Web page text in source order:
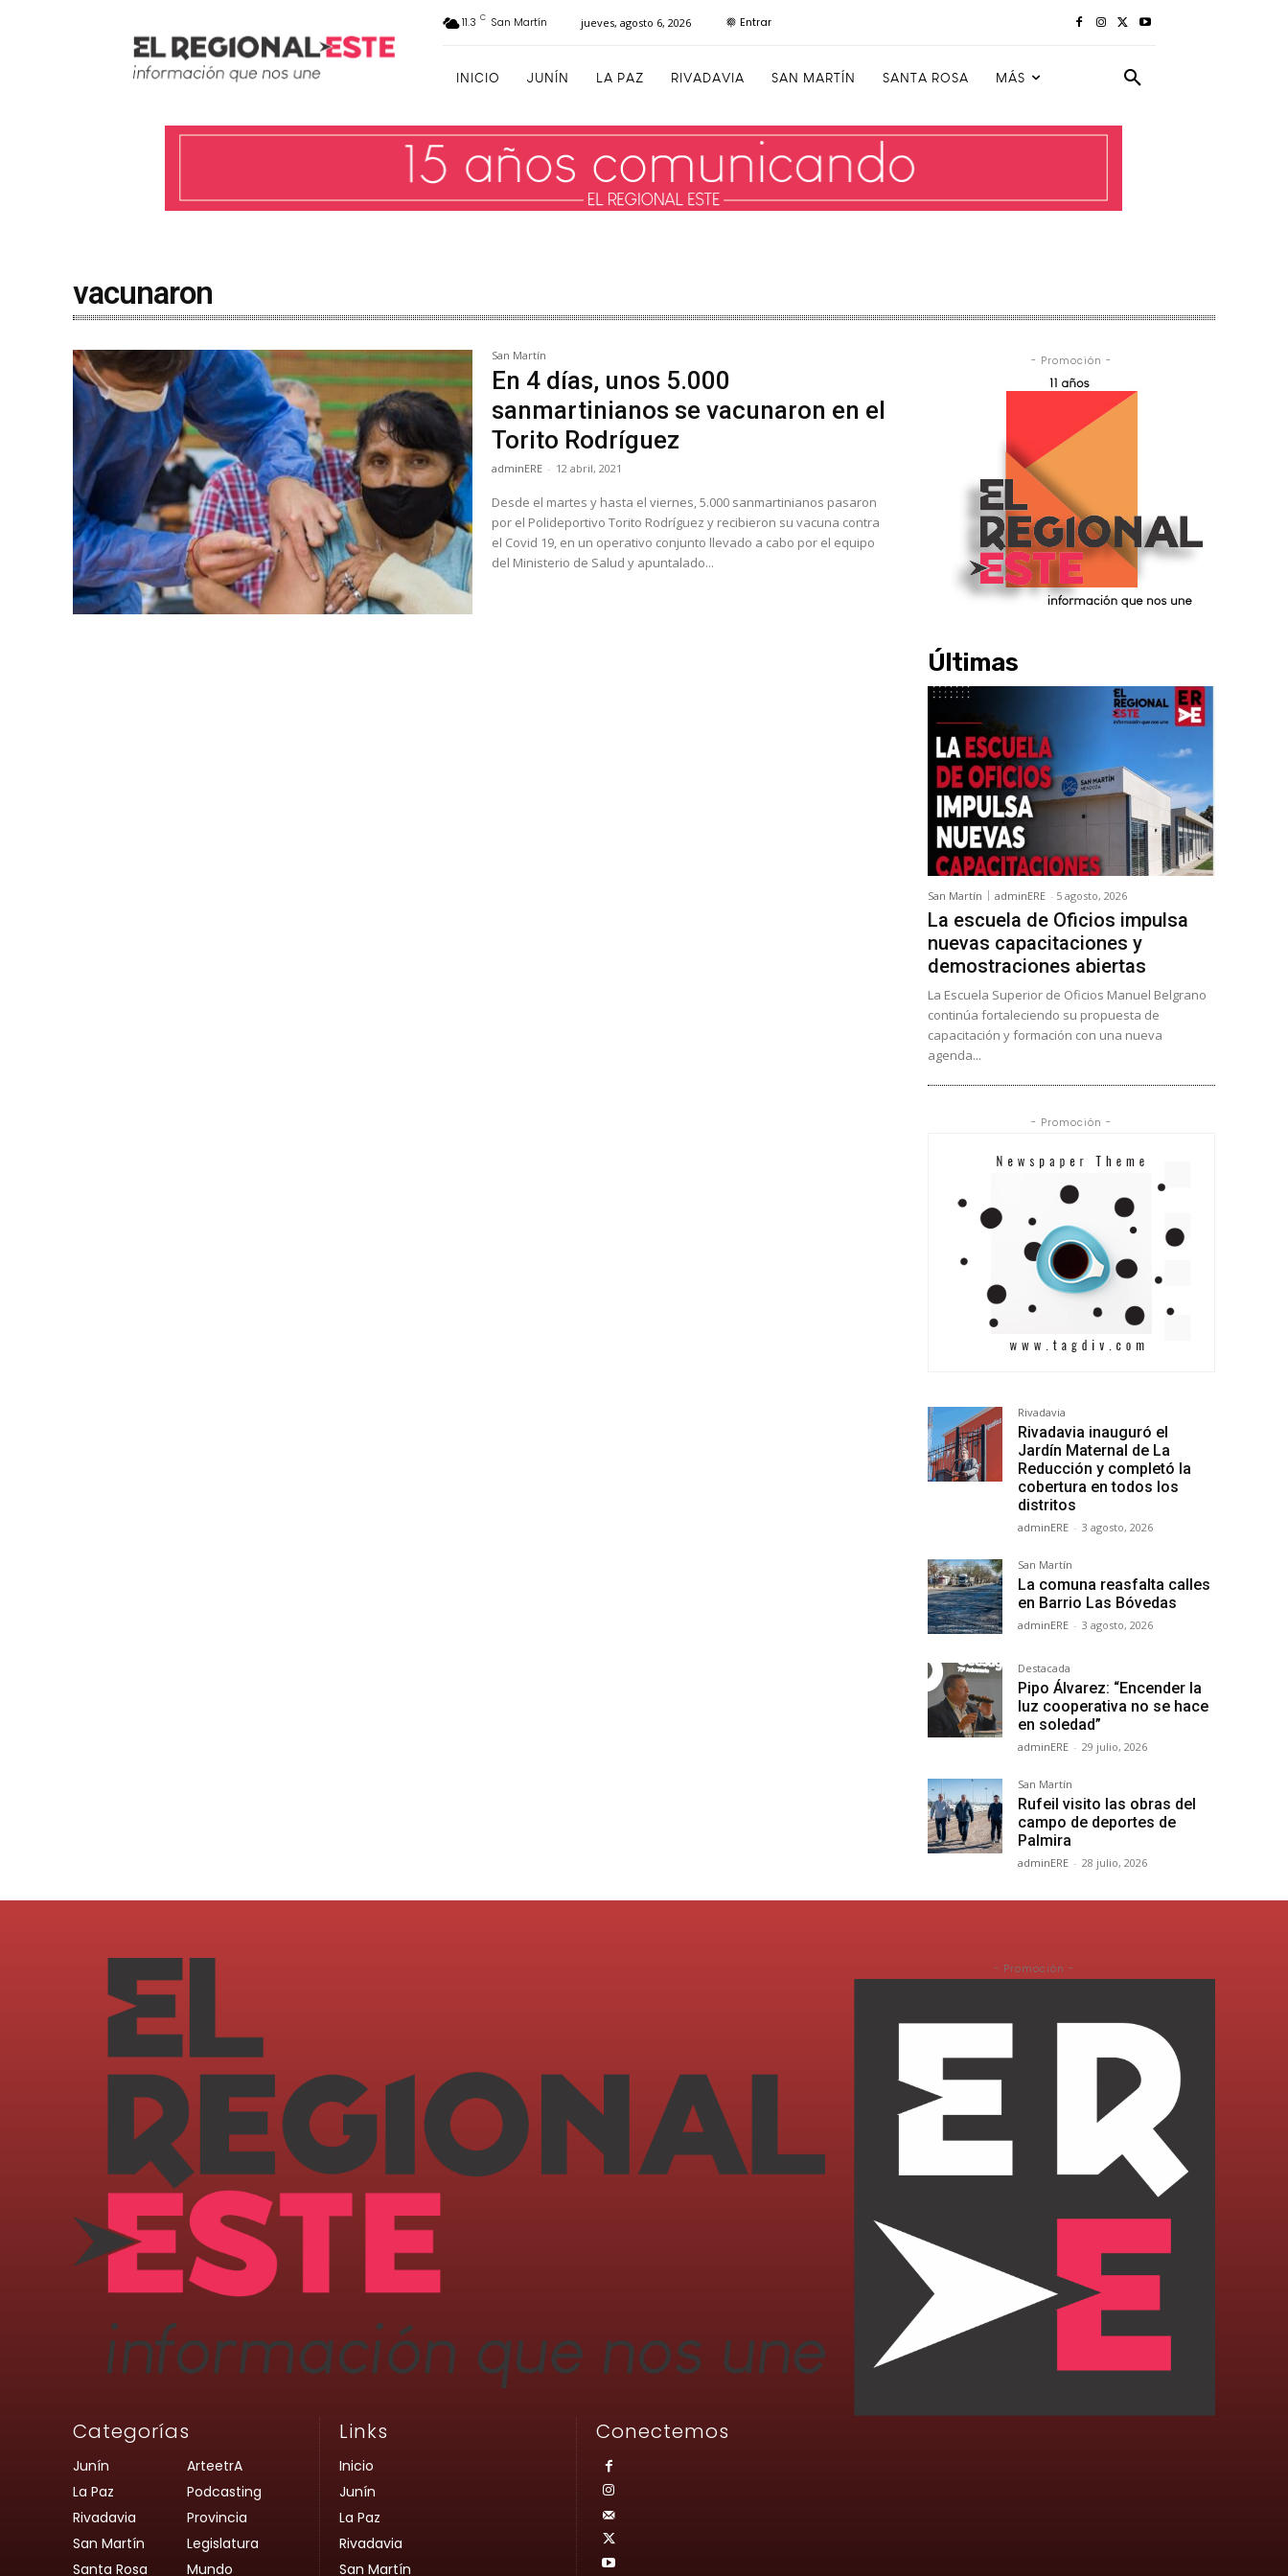
11.3 C San Martín jueves, agosto 6, 2026 Entrar
INICIO JUNÍN LA PAZ RIVADAVIA SAN MARTÍN SANTA ROSA MÁS
vacunaron
San Martín
En 4 días, unos 5.000
sanmartinianos se vacunaron en el
Torito Rodríguez
adminERE - 12 abril, 2021
Desde el martes y hasta el viernes, 5.000 sanmartinianos pasaron
por el Polideportivo Torito Rodríguez y recibieron su vacuna contra
el Covid 19, en un operativo conjunto llevado a cabo por el equipo
del Ministerio de Salud y apuntalado...
- Promoción -
Últimas
San Martín adminERE - 5 agosto, 2026
La escuela de Oficios impulsa
nuevas capacitaciones y
demostraciones abiertas
La Escuela Superior de Oficios Manuel Belgrano
continúa fortaleciendo su propuesta de
capacitación y formación con una nueva
agenda...
- Promoción -
Rivadavia
Rivadavia inauguró el
Jardín Maternal de La
Reducción y completó la
cobertura en todos los
distritos
adminERE - 3 agosto, 2026
San Martín
La comuna reasfalta calles
en Barrio Las Bóvedas
adminERE - 3 agosto, 2026
Destacada
Pipo Álvarez: “Encender la
luz cooperativa no se hace
en soledad”
adminERE - 29 julio, 2026
San Martín
Rufeil visito las obras del
campo de deportes de
Palmira
adminERE - 28 julio, 2026
Categorías
Junín
La Paz
Rivadavia
San Martín
Santa Rosa
ArteetrA
Podcasting
Provincia
Legislatura
Mundo
Links
Inicio
Junín
La Paz
Rivadavia
San Martín
Conectemos
- Promoción -